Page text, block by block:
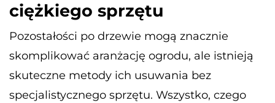
ciężkiego sprzętu
Pozostałości po drzewie mogą znacznie
skomplikować aranżację ogrodu, ale istnieją
skuteczne metody ich usuwania bez
specjalistycznego sprzętu. Wszystko, czego